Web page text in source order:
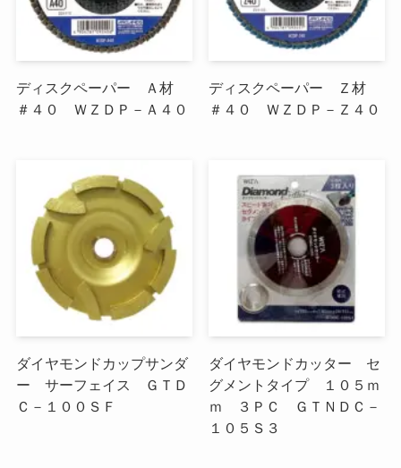
ディスクペーパー Ａ材
＃４０ ＷＺＤＰ－Ａ４０
ディスクペーパー Ｚ材
＃４０ ＷＺＤＰ－Ｚ４０
ダイヤモンドカップサンダ
ー サーフェイス ＧＴＤ
Ｃ－１００ＳＦ
ダイヤモンドカッター セ
グメントタイプ １０５ｍ
ｍ ３ＰＣ ＧＴＮＤＣ－
１０５Ｓ３